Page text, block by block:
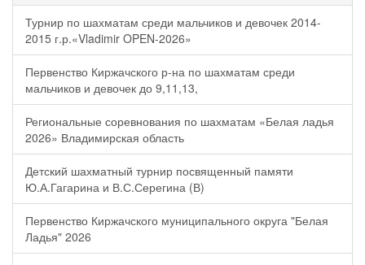
Турнир по шахматам среди мальчиков и девочек 2014-
2015 г.р.«Vladimir OPEN-2026»
Первенство Киржачского р-на по шахматам среди
мальчиков и девочек до 9,11,13,
Региональные соревнования по шахматам «Белая ладья
2026» Владимирская область
Детский шахматный турнир посвященный памяти
Ю.А.Гагарина и В.С.Серегина (В)
Первенство Киржачского муниципального округа "Белая
Ладья" 2026